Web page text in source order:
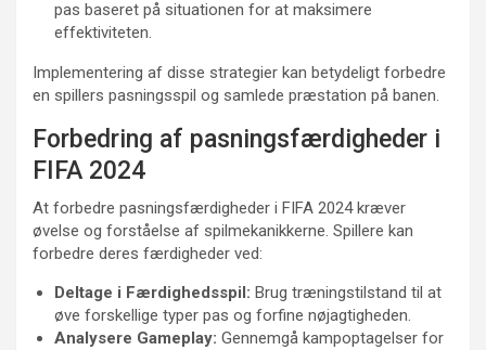
pas baseret på situationen for at maksimere
effektiviteten.
Implementering af disse strategier kan betydeligt forbedre
en spillers pasningsspil og samlede præstation på banen.
Forbedring af pasningsfærdigheder i
FIFA 2024
At forbedre pasningsfærdigheder i FIFA 2024 kræver
øvelse og forståelse af spilmekanikkerne. Spillere kan
forbedre deres færdigheder ved:
Deltage i Færdighedsspil: Brug træningstilstand til at
øve forskellige typer pas og forfine nøjagtigheden.
Analysere Gameplay: Gennemgå kampoptagelser for